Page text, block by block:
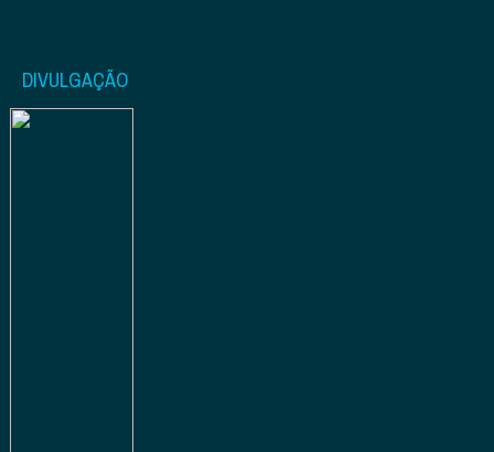
DIVULGAÇÃO